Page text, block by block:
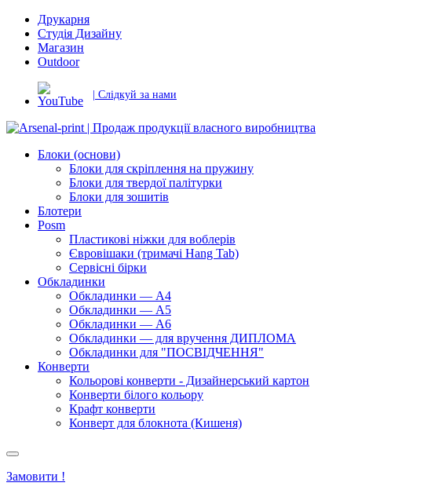
Друкарня
Студія Дизайну
Магазин
Outdoor
| Слідкуй за нами
Блоки (основи)
Блоки для скріплення на пружину
Блоки для твердої палітурки
Блоки для зошитів
Блотери
Posm
Пластикові ніжки для воблерів
Євровішаки (тримачі Hang Tab)
Сервісні бірки
Обкладинки
Обкладинки — А4
Обкладинки — А5
Обкладинки — А6
Обкладинки — для вручення ДИПЛОМА
Обкладинки для "ПОСВІДЧЕННЯ"
Конверти
Кольорові конверти - Дизайнерський картон
Конверти білого кольору
Крафт конверти
Конверт для блокнота (Кишеня)
Замовити !